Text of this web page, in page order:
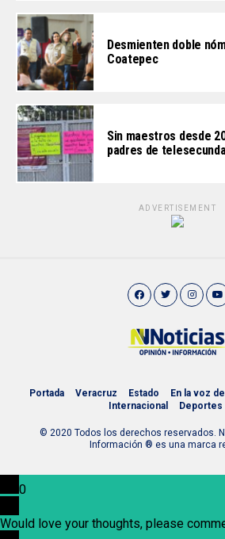
Desmienten doble
Coatepec
Sin maestros desde
padres de
ADVERTISEMENT
Portada Veracruz Estado En la voz
Internacional
Deportes
© 2020 Todos los derechos reservados.
Información ® es una marca
0
Would love your thoughts, please